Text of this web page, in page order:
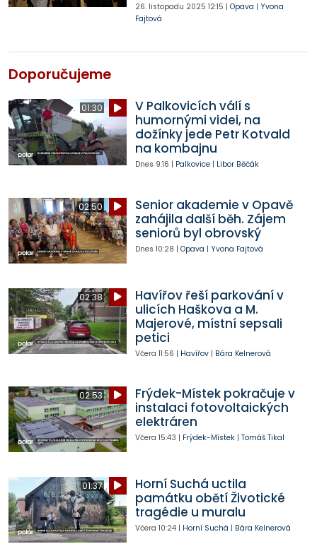
26. listopadu 2025 12:15 | Opava | Yvona
Fajtová
Doporučujeme
01:30
V Palkovicích válí s
humornými videi, na
dožínky jede Petr Kotvald
na kombajnu
Dnes 9:16 | Palkovice| Libor Běčák
02:50
Senior akademie v Opavě
zahájila další běh. Zájem
seniorů byl obrovský
Dnes 10:28 | Opava | Yvona Fajtová
02:38
Havířov řeší parkování v
ulicích Haškova a M.
Majerové, místní sepsali
petici
Včera 11:56 | Havířov| Bára Kelnerová
02:53
Frýdek-Místek pokračuje v
instalaci fotovoltaických
elektráren
Včera 15:43 | Frýdek-Místek| Tomáš Tikal
01:37
Horní Suchá uctila
památku obětí Životické
tragédie u muralu
Včera 10:24| Horní Suchá | Bára Kelnerová